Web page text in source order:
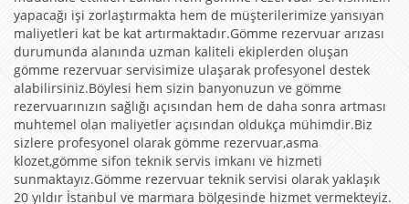
yapacağı işi zorlaştırmakta hem de müşterilerimize yansıyan
maliyetleri kat be kat artırmaktadır.Gömme rezervuar arızası
durumunda alanında uzman kaliteli ekiplerden oluşan
gömme rezervuar servisimize ulaşarak profesyonel destek
alabilirsiniz.Böylesi hem sizin banyonuzun ve gömme
rezervuarınızın sağlığı açısından hem de daha sonra artması
muhtemel olan maliyetler açısından oldukça mühimdir.Biz
sizlere profesyonel olarak gömme rezervuar,asma
klozet,gömme sifon teknik servis imkanı ve hizmeti
sunmaktayız.Gömme rezervuar teknik servisi olarak yaklaşık
20 yıldır İstanbul ve marmara bölgesinde hizmet vermekteyiz.